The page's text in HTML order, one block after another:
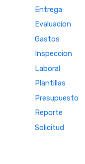
Entrega
Evaluacion
Gastos
Inspeccion
Laboral
Plantillas
Presupuesto
Reporte
Solicitud